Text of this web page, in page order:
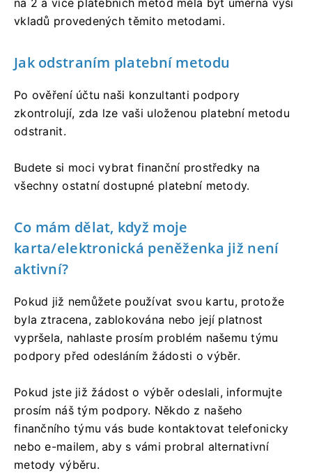
vkladů provedených těmito metodami.
Jak odstraním platební metodu
Po ověření účtu naši konzultanti podpory
zkontrolují, zda lze vaši uloženou platební metodu
odstranit.
Budete si moci vybrat finanční prostředky na
všechny ostatní dostupné platební metody.
Co mám dělat, když moje
karta/elektronická peněženka již není
aktivní?
Pokud již nemůžete používat svou kartu, protože
byla ztracena, zablokována nebo její platnost
vypršela, nahlaste prosím problém našemu týmu
podpory před odesláním žádosti o výběr.
Pokud jste již žádost o výběr odeslali, informujte
prosím náš tým podpory. Někdo z našeho
finančního týmu vás bude kontaktovat telefonicky
nebo e-mailem, aby s vámi probral alternativní
metody výběru.